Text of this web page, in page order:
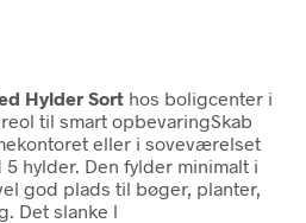
Hylder Sort hos boligcenter i
til smart opbevaringSkab
eller i soveværelset
hylder. Den fylder minimalt i
god plads til bøger, planter,
Det slanke l